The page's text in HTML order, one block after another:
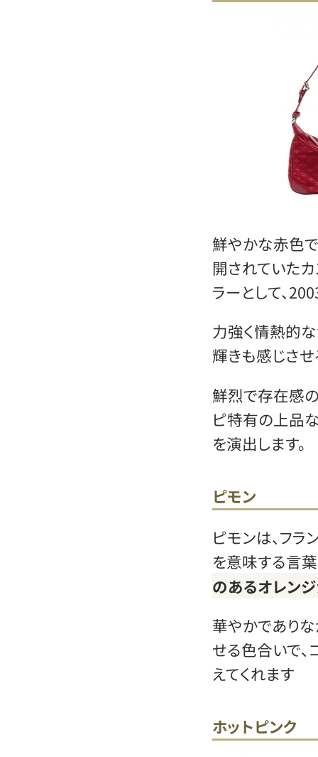
鮮やかな赤色
開されていた
ラーとして、
力強く情熱的
輝きも感じさ
鮮烈で存在感
ピ特有の上品
を演出します。
ピモン
ピモンは、フラ
を意味する言
のあるオレン
華やかであり
せる色合いで、
えてくれます
ホットピンク